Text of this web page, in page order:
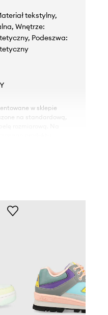
tekstylny,
Wnętrze:
Podeszwa:
w sklepie
na standardową,